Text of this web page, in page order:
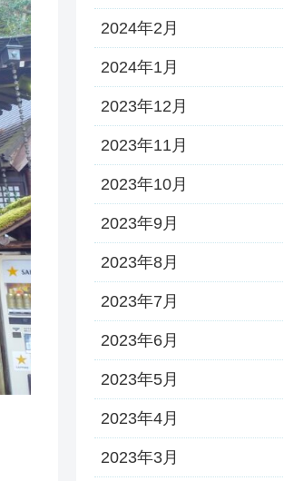
2024年2月
2024年1月
2023年12月
2023年11月
2023年10月
2023年9月
2023年8月
2023年7月
2023年6月
2023年5月
2023年4月
2023年3月